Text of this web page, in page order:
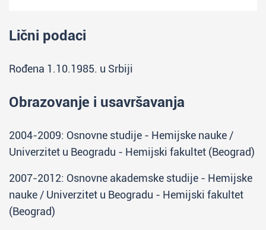
Lični podaci
Rođena 1.10.1985. u Srbiji
Obrazovanje i usavršavanja
2004-2009: Osnovne studije - Hemijske nauke /
Univerzitet u Beogradu - Hemijski fakultet (Beograd)
2007-2012: Osnovne akademske studije - Hemijske
nauke / Univerzitet u Beogradu - Hemijski fakultet
(Beograd)